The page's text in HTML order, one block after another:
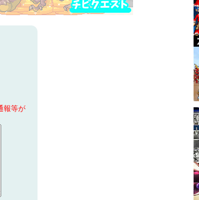
報等が